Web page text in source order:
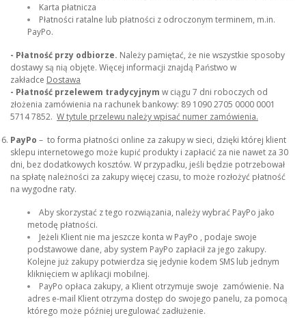
Karta płatnicza
Płatności ratalne lub płatności z odroczonym terminem, m.in.
PayPo.
- Płatność przy odbiorze. Należy pamiętać, że nie wszystkie sposoby
dostawy są nią objęte. Więcej informacji znajdą Państwo w
zakładce Dostawa
- Płatność przelewem tradycyjnym w ciągu 7 dni roboczych od
złożenia zamówienia na rachunek bankowy: 89 1090 2705 0000 0001
5714 7852. W tytule przelewu należy wpisać numer zamówienia.
PayPo – to forma płatności online za zakupy w sieci, dzięki której klient
sklepu internetowego może kupić produkty i zapłacić za nie nawet za 30
dni, bez dodatkowych kosztów. W przypadku, jeśli będzie potrzebował
na spłatę należności za zakupy więcej czasu, to może rozłożyć płatność
na wygodne raty.
Aby skorzystać z tego rozwiązania, należy wybrać PayPo jako
metodę płatności.
Jeżeli Klient nie ma jeszcze konta w PayPo , podaje swoje
podstawowe dane, aby system PayPo zapłacił za jego zakupy.
Kolejne już zakupy potwierdza się jedynie kodem SMS lub jednym
kliknięciem w aplikacji mobilnej.
PayPo opłaca zakupy, a Klient otrzymuje swoje zamówienie. Na
adres e-mail Klient otrzyma dostęp do swojego panelu, za pomocą
którego może później uregulować zadłużenie.